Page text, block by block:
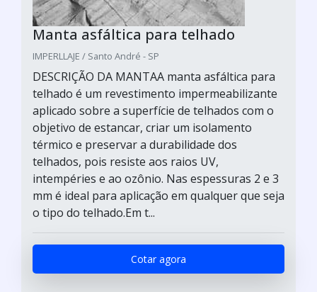
Manta asfáltica para telhado
IMPERLLAJE / Santo André - SP
DESCRIÇÃO DA MANTAA manta asfáltica para
telhado é um revestimento impermeabilizante
aplicado sobre a superfície de telhados com o
objetivo de estancar, criar um isolamento
térmico e preservar a durabilidade dos
telhados, pois resiste aos raios UV,
intempéries e ao ozônio. Nas espessuras 2 e 3
mm é ideal para aplicação em qualquer que seja
o tipo do telhado.Em t...
Cotar agora